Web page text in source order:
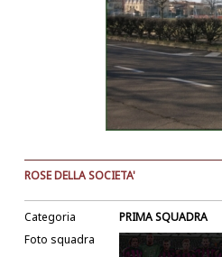
ROSE DELLA SOCIETA'
Categoria
PRIMA SQUADRA
Foto squadra